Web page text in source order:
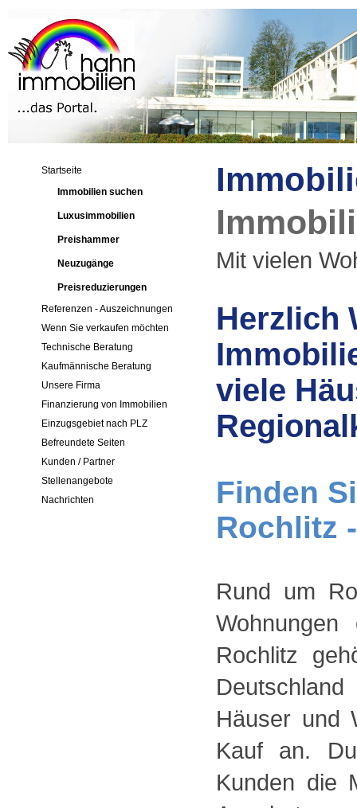
Startseite
Immobilien suchen
Luxusimmobilien
Preishammer
Neuzugänge
Preisreduzierungen
Referenzen - Auszeichnungen
Wenn Sie verkaufen möchten
Technische Beratung
Kaufmännische Beratung
Unsere Firma
Finanzierung von Immobilien
Einzugsgebiet nach PLZ
Befreundete Seiten
Kunden / Partner
Stellenangebote
Nachrichten
Mit vielen
Herzlich
viele
Finden
Rochlitz
Rund um
Rochlitz
Häuser und
Kauf an.
Kunden die